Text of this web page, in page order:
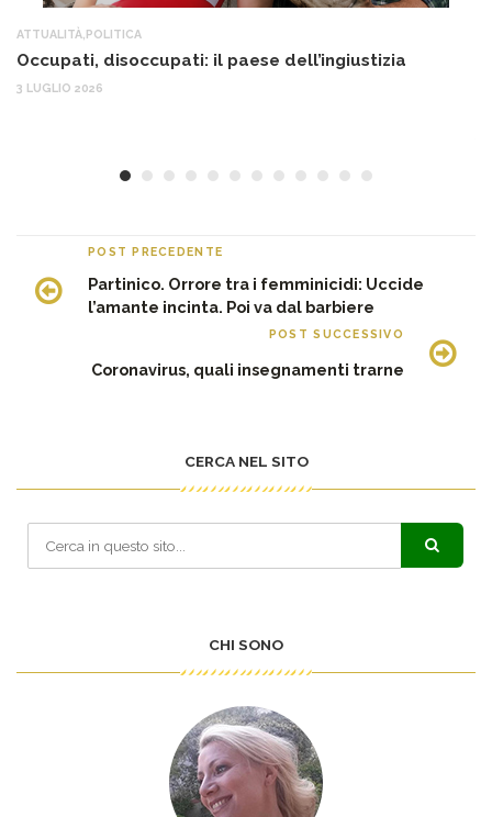
ATTUALITÀ POLITICA
Occupati, disoccupati: il paese dell’ingiustizia
3 LUGLIO 2026
POST PRECEDENTE
Partinico. Orrore tra i femminicidi: Uccide
l’amante incinta. Poi va dal barbiere
POST SUCCESSIVO
Coronavirus, quali insegnamenti trarne
CERCA NEL SITO
CHI SONO